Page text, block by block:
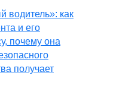
водитель»: как
и его
почему она
получает